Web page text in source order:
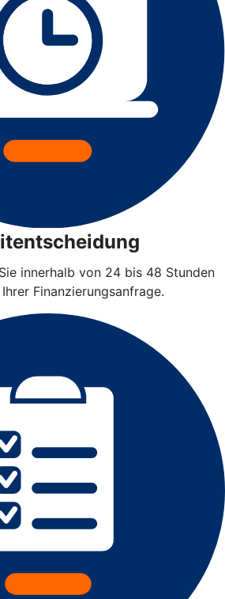
innerhalb von 24 bis 48 Stunden
Finanzierungsanfrage.